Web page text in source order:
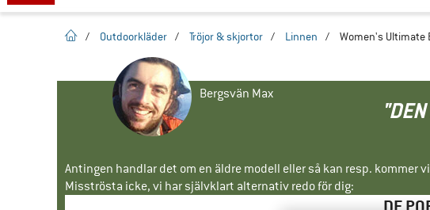
Hemsida
/ Outdoorkläder / Tröjor & skjortor / Linnen / Women's Ultimate
Bergsvän Max
Antingen handlar det om en äldre modell eller så kan resp.
Misströsta icke, vi har självklart alternativ redo för dig: